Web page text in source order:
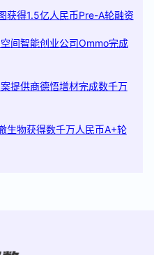
获得1.5亿人民币Pre-A轮融资
间智能创业公司Ommo完成
提供商德悟增材完成数千万
生物获得数千万人民币A+轮